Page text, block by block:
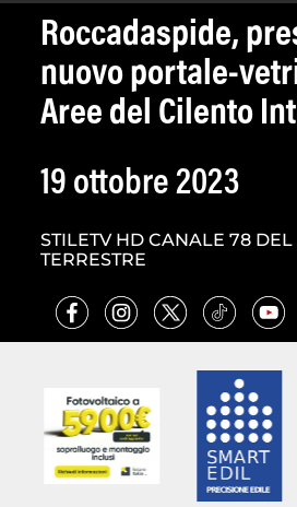
Roccadaspide,
nuovo portale-
Aree del Cilento
19 ottobre 2023
STILETV HD CANALE 78 DEL
TERRESTRE